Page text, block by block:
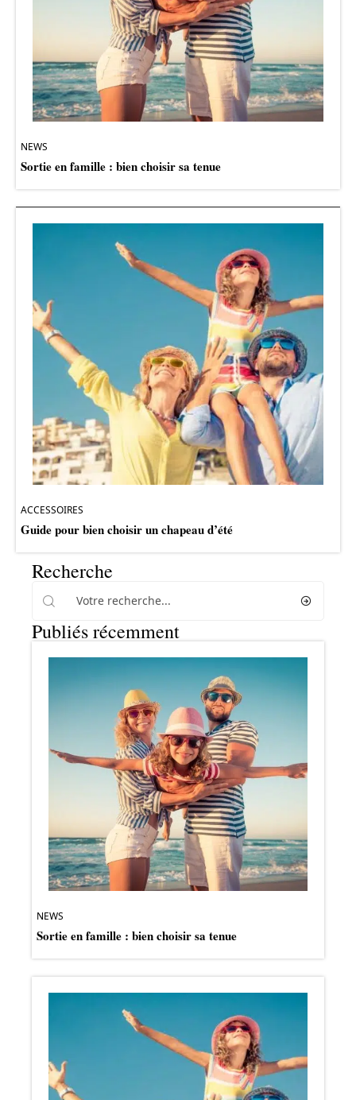
NEWS
Sortie en famille : bien choisir sa tenue
ACCESSOIRES
Guide pour bien choisir un chapeau d’été
Recherche
Publiés récemment
NEWS
Sortie en famille : bien choisir sa tenue